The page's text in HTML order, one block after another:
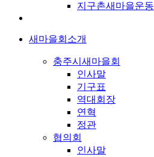
지구촌새마을운동
새마을회소개
충주시새마을회
인사말
기구표
역대회장
연혁
정관
협의회
인사말